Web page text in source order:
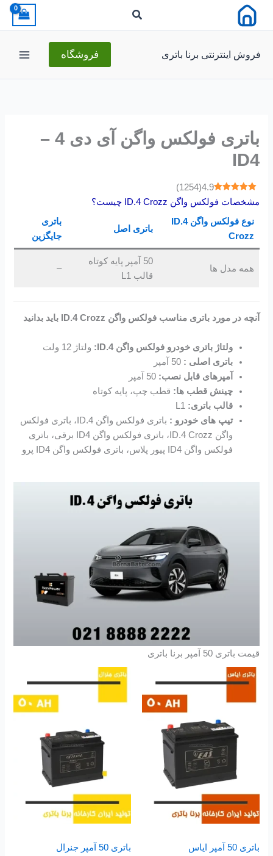
فروش اینترنتی برنا باتری فروشگاه
باتری فولکس واگن آی دی 4 –
ID4
4.9
(
1254
)
مشخصات فولکس واگن ID.4 Crozz چیست؟
نوع فولکس واگن ID.4
Crozz
باتری اصل
باتری
جایگزین
همه مدل ها
50 آمپر پایه کوتاه
قالب L1
–
آنچه در مورد باتری مناسب فولکس واگن ID.4 Crozz باید بدانید
ولتاژ باتری خودرو فولکس واگن ID.4:
ولتاژ 12 ولت
باتری اصلی : 50 آمپر
آمپرهای قابل نصب: 50 آمپر
چینش قطب ها: قطب چپ، پایه کوتاه
قالب باتری:
تیپ های خودرو :
باتری فولکس واگن ID.4، باتری فولکس
واگن ID.4 Crozz، باتری فولکس واگن ID4 برقی، باتری
فولکس واگن ID4 پیور پلاس، باتری فولکس واگن ID4 پرو
قیمت باتری 50 آمپر برنا باتری
باتری 50 آمپر ایاس باتری 50 آمپر جنرال